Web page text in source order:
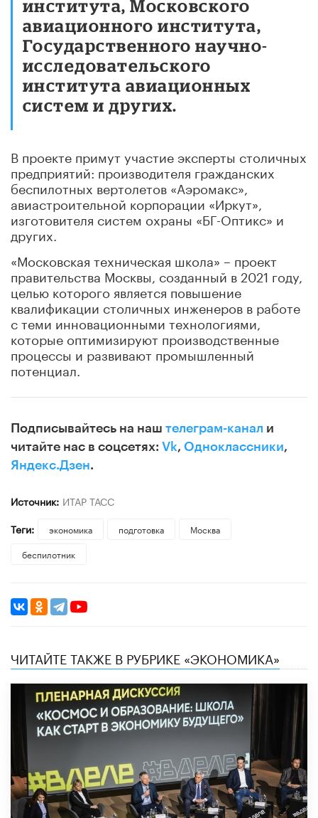
института, Московского
авиационного института,
Государственного научно-
исследовательского
института авиационных
систем и других.
В проекте примут участие эксперты столичных
предприятий: производителя гражданских
беспилотных вертолетов «Аэромакс»,
авиастроительной корпорации «Иркут»,
изготовителя систем охраны «БГ-Оптикс» и
других.
«Московская техническая школа» – проект
правительства Москвы, созданный в 2021 году,
целью которого является повышение
квалификации столичных инженеров в работе
с теми инновационными технологиями,
которые оптимизируют производственные
процессы и развивают промышленный
потенциал.
Подписывайтесь на наш телеграм-канал и
читайте нас в соцсетях: Vk, Одноклассники,
Яндекс.Дзен.
Источник: ИТАР ТАСС
Теги:
экономика подготовка
Москва
беспилотник
ЧИТАЙТЕ ТАКЖЕ В РУБРИКЕ «ЭКОНОМИКА»